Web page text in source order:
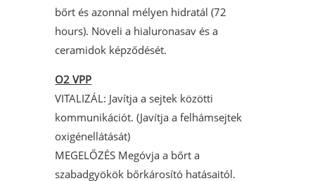
bőrt és azonnal mélyen hidratál (72
hours). Növeli a hialuronasav és a
ceramidok képződését.
O2 VPP
VITALIZÁL: Javítja a sejtek közötti
kommunikációt. (Javítja a felhámsejtek
oxigénellátását)
MEGELŐZÉS Megóvja a bőrt a
szabadgyökök bőrkárosító hatásaitól.